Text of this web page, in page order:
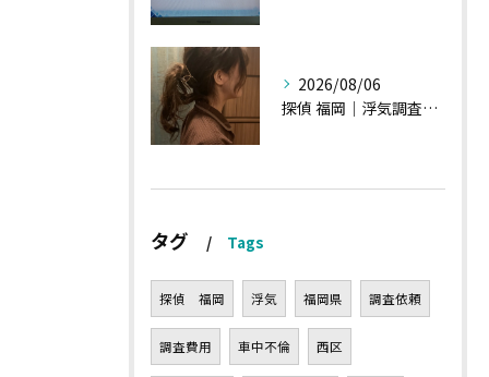
2026/08/06
探偵 福岡｜浮気調査の現場から・・・・チハルさん特集
タグ Tags
探偵 福岡 浮気 福岡県 調査依頼
調査費用 車中不倫 西区